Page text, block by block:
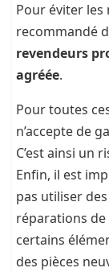
Pour éviter les
recommandé
revendeurs
agréée.
Pour toutes
n’accepte de
C’est ainsi un
Enfin, il est
pas utiliser
réparations
certains
des pièces